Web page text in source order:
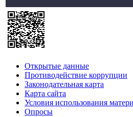
Открытые данные
Противодействие коррупции
Законодательная карта
Карта сайта
Условия использования
Опросы